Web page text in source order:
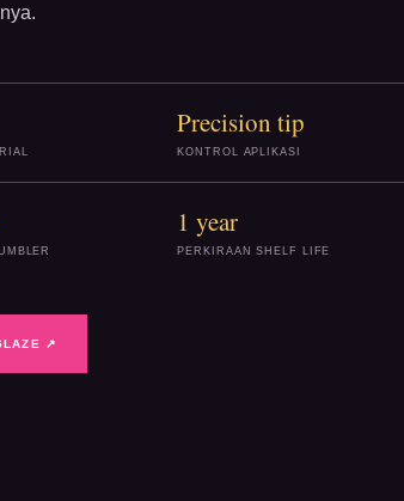
Precision tip
KONTROL APLIKASI
1 year
PERKIRAAN SHELF LIFE
↗